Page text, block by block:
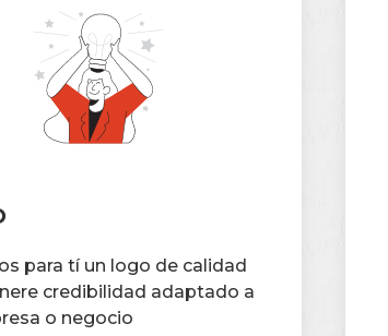
para tí un logo de calidad
credibilidad adaptado a
o negocio